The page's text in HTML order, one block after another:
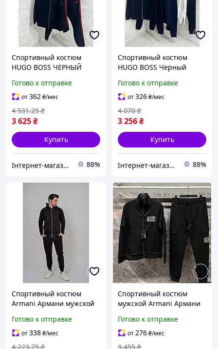
Спортивный костюм
HUGO BOSS ЧЕРНЫЙ
комплект 2023/24
размеры S M L XL XXL
Турция
Готово к отправке
от362₴/мес
3 625₴
4 531.25 ₴
Купить
Інтернет-магазин Min Price 88%
Спортивный костюм
HUGO BOSS Черный
комплект Нова колекція
2023/24 Размеры S M L XL
XXL
Готово к отправке
от326₴/мес
3 256₴
4 070 ₴
Купить
Інтернет-магазин Min Price 88%
Спортивный костюм
Armani Армани мужской
производство Турция
размеры S M L XL XXL
Готово к отправке
от338₴/мес
4 223.75 ₴
Спортивный костюм
мужской Armani Армани
сезон 2023/24 размеры S
M L XL XXL Турция M
Готово к отправке
от276₴/мес
3 455 ₴